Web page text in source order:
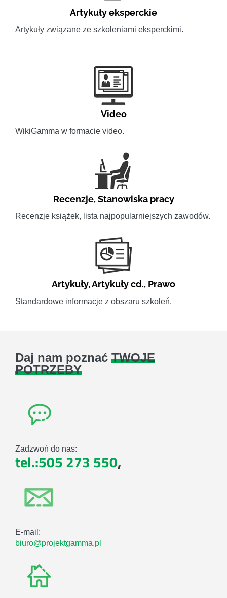
Artykuły eksperckie
Artykuły związane ze szkoleniami eksperckimi.
Video
WikiGamma w formacie video.
Recenzje,Stanowiska pracy
Recenzje książek, lista najpopularniejszych zawodów.
Artykuły,Artykuły cd., Prawo
Standardowe informacje z obszaru szkoleń.
Daj nam poznać TWOJE
POTRZEBY
Zadzwoń do nas:
tel.:505 273 550,
E-mail:
biuro@projektgamma.pl